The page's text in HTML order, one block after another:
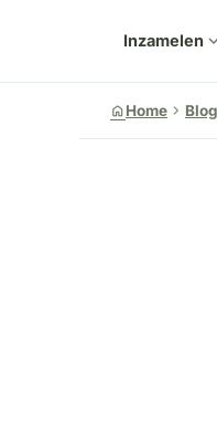
Inzamelen
homeHome chevron_right Blog